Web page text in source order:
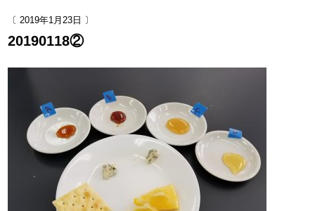
〔 2019年1月23日 〕
20190118②